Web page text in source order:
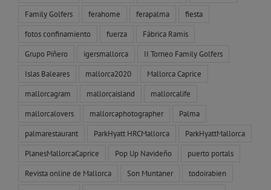
Family Golfers ferahome ferapalma fiesta
fotos confinamiento fuerza Fábrica Ramis
Grupo Piñero igersmallorca II Torneo Family Golfers
Islas Baleares mallorca2020 Mallorca Caprice
mallorcagram mallorcaisland mallorcalife
mallorcalovers mallorcaphotographer Palma
palmarestaurant ParkHyatt HRCMallorca ParkHyattMallorca
PlanesMallorcaCaprice Pop Up Navideño puerto portals
Revista online de Mallorca Son Muntaner todoirabien